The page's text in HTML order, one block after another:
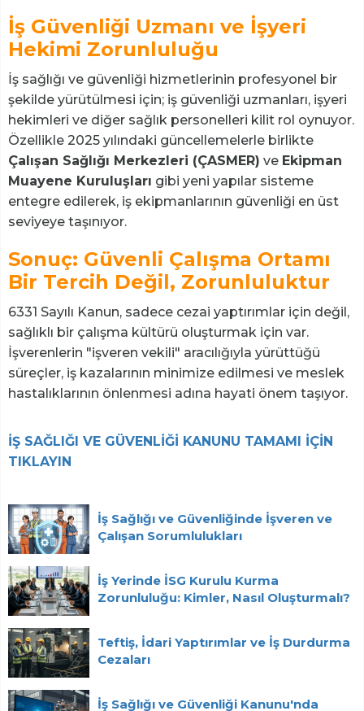
İş Güvenliği Uzmanı ve İşyeri
Hekimi Zorunluluğu
İş sağlığı ve güvenliği hizmetlerinin profesyonel bir
şekilde yürütülmesi için; iş güvenliği uzmanları, işyeri
hekimleri ve diğer sağlık personelleri kilit rol oynuyor.
Özellikle 2025 yılındaki güncellemelerle birlikte
Çalışan Sağlığı Merkezleri (ÇASMER) ve Ekipman
Muayene Kuruluşları gibi yeni yapılar sisteme
entegre edilerek, iş ekipmanlarının güvenliği en üst
seviyeye taşınıyor.
Sonuç: Güvenli Çalışma Ortamı
Bir Tercih Değil, Zorunluluktur
6331 Sayılı Kanun, sadece cezai yaptırımlar için değil,
sağlıklı bir çalışma kültürü oluşturmak için var.
İşverenlerin "işveren vekili" aracılığıyla yürüttüğü
süreçler, iş kazalarının minimize edilmesi ve meslek
hastalıklarının önlenmesi adına hayati önem taşıyor.
İŞ SAĞLIĞI VE GÜVENLİĞİ KANUNU TAMAMI İÇİN
TIKLAYIN
İş Sağlığı ve Güvenliğinde İşveren ve
Çalışan Sorumlulukları
İş Yerinde İSG Kurulu Kurma
Zorunluluğu: Kimler, Nasıl Oluşturmalı?
Teftiş, İdari Yaptırımlar ve İş Durdurma
Cezaları
İş Sağlığı ve Güvenliği Kanunu'nda